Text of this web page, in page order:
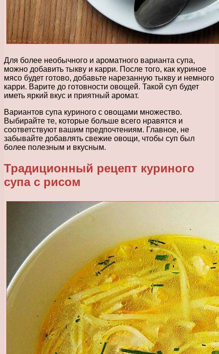
Для более необычного и ароматного варианта супа,
можно добавить тыкву и карри. После того, как куриное
мясо будет готово, добавьте нарезанную тыкву и немного
карри. Варите до готовности овощей. Такой суп будет
иметь яркий вкус и приятный аромат.
Вариантов супа куриного с овощами множество.
Выбирайте те, которые больше всего нравятся и
соответствуют вашим предпочтениям. Главное, не
забывайте добавлять свежие овощи, чтобы суп был
более полезным и вкусным.
Традиционный рецепт куриного
супа с рисом